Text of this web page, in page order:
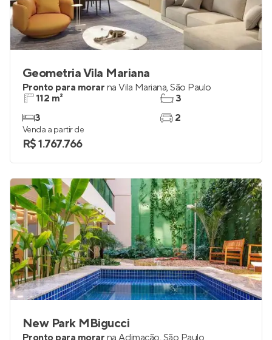
Geometria Vila Mariana
Pronto para morar na Vila Mariana,São Paulo
112 m²
3
3
2
Venda a partir de
R$ 1.767.766
New Park MBigucci
Pronto para morar na Aclimação,São Paulo